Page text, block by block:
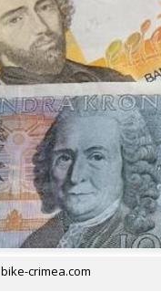
bike-crimea.com